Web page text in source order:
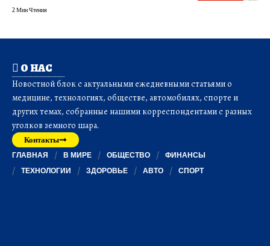
2 Мин Чтения
О НАС
Новостной блок с актуальными ежедневными статьями о
медицине, технологиях, обществе, автомобилях, спорте и
других темах, собранные нашими корреспондентами с разных
уголков земного шара.
Контакты
ГЛАВНАЯ В МИРЕ ОБЩЕСТВО
ФИНАНСЫ
ТЕХНОЛОГИИ
ЗДОРОВЬЕ АВТО СПОРТ